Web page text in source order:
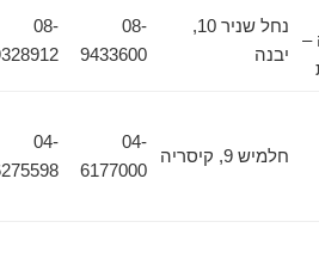
נחל שניר 10,
יבנה
08-
9433600
08-
9328912
חלמיש 9, קיסריה
04-
6177000
04-
6275598